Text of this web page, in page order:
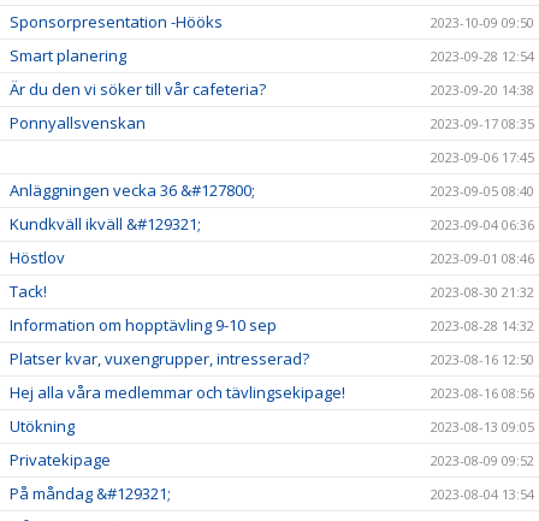
Sponsorpresentation -Hööks 2023-10-09 09:50
Smart planering 2023-09-28 12:54
Är du den vi söker till vår cafeteria? 2023-09-20 14:38
Ponnyallsvenskan
2023-09-17 08:35
2023-09-06 17:45
Anläggningen vecka 36 &#127800; 2023-09-05 08:40
Kundkväll ikväll &#129321; 2023-09-04 06:36
Höstlov 2023-09-01 08:46
Tack! 2023-08-30 21:32
Information om hopptävling 9-10 sep 2023-08-28 14:32
Platser kvar, vuxengrupper, intresserad? 2023-08-16 12:50
Hej alla våra medlemmar och tävlingsekipage! 2023-08-16 08:56
Utökning 2023-08-13 09:05
Privatekipage 2023-08-09 09:52
På måndag &#129321; 2023-08-04 13:54